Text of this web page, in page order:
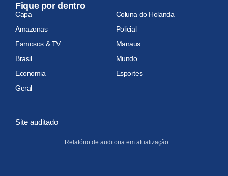
Fique por dentro
Capa
Coluna do Holanda
Amazonas
Policial
Famosos & TV
Manaus
Brasil
Mundo
Economia
Esportes
Geral
Site auditado
Relatório de auditoria em atualização